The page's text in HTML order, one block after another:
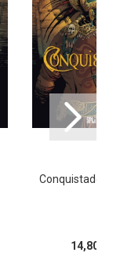
Conquistador 2:
14,80